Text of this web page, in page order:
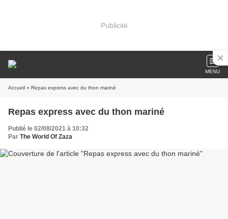
Publicité
MENU
Accueil » Repas express avec du thon mariné
Repas express avec du thon mariné
Publié le 02/08/2021 à 10:32
Par The World Of Zaza